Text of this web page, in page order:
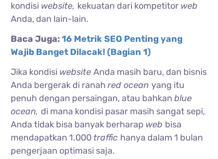
kondisi website, kekuatan dari kompetitor web
Anda, dan lain-lain.
Baca Juga:16 Metrik SEO Penting yang
Wajib Banget Dilacak! (Bagian 1)
Jika kondisi websiteAnda masih baru, dan bisnis
Anda bergerak di ranahred oceanyang itu
penuh dengan persaingan, atau bahkanblue
ocean, di mana kondisi pasar masih sangat sepi,
Anda tidak bisa banyak berharap web bisa
mendapatkan 1.000 traffic hanya dalam 1 bulan
pengerjaan optimasi saja.